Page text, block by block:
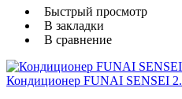
Быстрый просмотр
В закладки
В сравнение
Кондиционер FUNAI SENSEI